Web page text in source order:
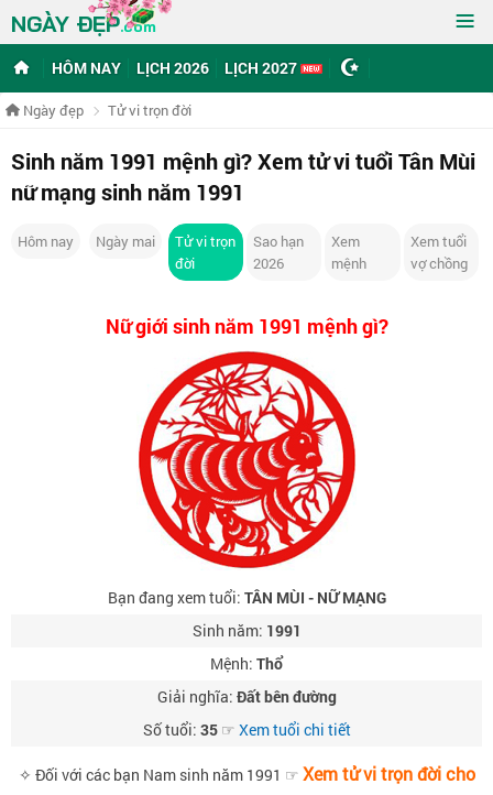
NGÀY ĐẸP.com ≡
HÔM NAY LỊCH 2026 LỊCH 2027
Ngày đẹp Tử vi trọn đời
Sinh năm 1991 mệnh gì? Xem tử vi tuổi Tân Mùi
nữ mạng sinh năm 1991
Hôm nay Ngày mai
Tử vi trọn
đời
Sao hạn
2026
Xem
mệnh
Xem tuổi
vợ chồng
Nữ giới sinh năm 1991 mệnh gì?
Bạn đang xem tuổi: TÂN MÙI - NỮ MẠNG
Sinh năm: 1991
Mệnh: Thổ
Giải nghĩa: Đất bên đường
Số tuổi: 35☞ Xem tuổi chi tiết
✧ Đối với các bạn Nam sinh năm 1991 ☞ Xem tử vi trọn đời cho